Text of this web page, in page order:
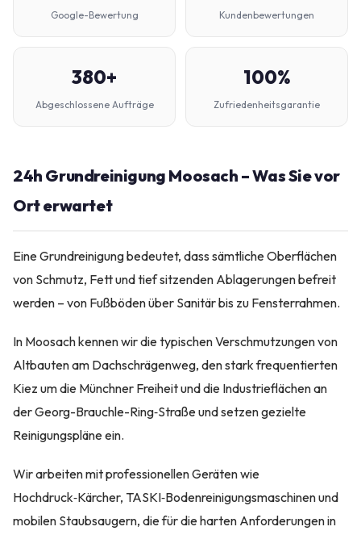
Google-Bewertung Kundenbewertungen
380+
Abgeschlossene Aufträge
100%
Zufriedenheitsgarantie
24h Grundreinigung Moosach – Was Sie vor
Ort erwartet
Eine Grundreinigung bedeutet, dass sämtliche Oberflächen
von Schmutz, Fett und tief sitzenden Ablagerungen befreit
werden – von Fußböden über Sanitär bis zu Fensterrahmen.
In Moosach kennen wir die typischen Verschmutzungen von
Altbauten am Dachschrägenweg, den stark frequentierten
Kiez um die Münchner Freiheit und die Industrieflächen an
der Georg-Brauchle-Ring‑Straße und setzen gezielte
Reinigungspläne ein.
Wir arbeiten mit professionellen Geräten wie
Hochdruck‑Kärcher, TASKI‑Bodenreinigungsmaschinen und
mobilen Staubsaugern, die für die harten Anforderungen in